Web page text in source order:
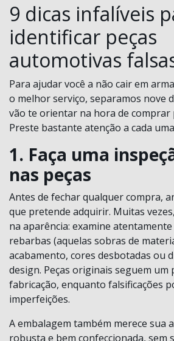
9 dicas infalíveis
identificar peças
automotivas
Para ajudar você a não cair em
o melhor serviço, separamos nove
vão te orientar na hora de comprar
Preste bastante atenção a cada
1. Faça uma
nas peças
Antes de fechar qualquer compra,
que pretende adquirir. Muitas
na aparência: examine
rebarbas (aquelas sobras de
acabamento, cores desbotadas ou
design. Peças originais seguem
fabricação, enquanto falsificações
imperfeições.
A embalagem também merece sua
robusta e bem confeccionada, sem